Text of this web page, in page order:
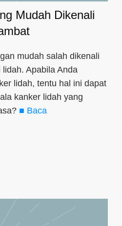
Mudah Dikenali
mudah salah dikenali
Apabila Anda
lidah, tentu hal ini dapat
kanker lidah yang
■ Baca